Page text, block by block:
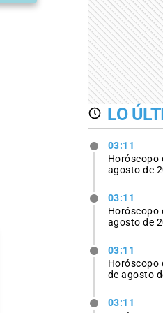
LO
03:11
Horóscopo
agosto de
03:11
Horóscopo
agosto de
03:11
Horóscopo
de agosto
03:11